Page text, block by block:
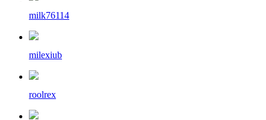
milk76114
milexiub
roolrex